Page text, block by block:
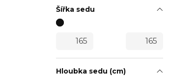
Šířka sedu
Hloubka sedu (cm)